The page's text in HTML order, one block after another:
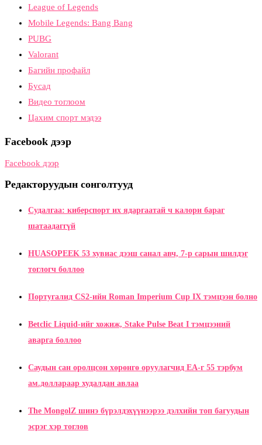
League of Legends
Mobile Legends: Bang Bang
PUBG
Valorant
Багийн профайл
Бусад
Видео тоглоом
Цахим спорт мэдээ
Facebook дээр
Facebook дээр
Редакторуудын сонголтууд
Судалгаа: киберспорт их ядаргаатай ч калори бараг
шатаадаггүй
HUASOPEEK 53 хувиас дээш санал авч, 7-р сарын шилдэг
тоглогч боллоо
Португалид CS2-ийн Roman Imperium Cup IX тэмцээн болно
Betclic Liquid-ийг хожиж, Stake Pulse Beat I тэмцээний
аварга боллоо
Саудын сан оролцсон хөрөнгө оруулагчид EA-г 55 тэрбум
ам.доллараар худалдан авлаа
The MongolZ шинэ бүрэлдэхүүнээрээ дэлхийн топ багуудын
эсрэг хэр тоглов